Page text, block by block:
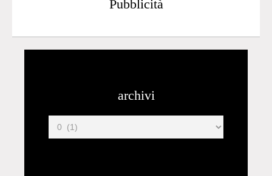
Pubblicità
archivi